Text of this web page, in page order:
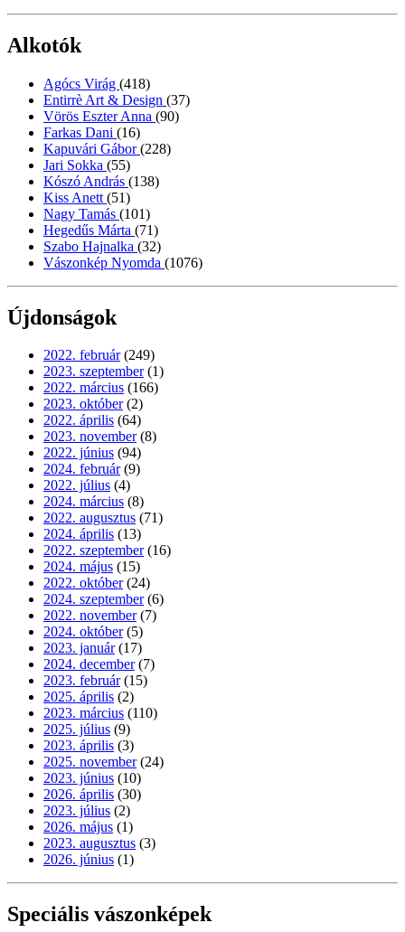
Alkotók
Agócs Virág (418)
Entirrè Art & Design (37)
Vörös Eszter Anna (90)
Farkas Dani (16)
Kapuvári Gábor(228)
Jari Sokka (55)
Kószó András (138)
Kiss Anett (51)
Nagy Tamás (101)
Hegedűs Márta (71)
Szabo Hajnalka (32)
Vászonkép Nyomda (1076)
Újdonságok
2022. február (249)
2023. szeptember (1)
2022. március (166)
2023. október (2)
2022. április (64)
2023. november (8)
2022. június (94)
2024. február (9)
2022. július (4)
2024. március (8)
2022. augusztus (71)
2024. április (13)
2022. szeptember (16)
2024. május (15)
2022. október (24)
2024. szeptember (6)
2022. november (7)
2024. október (5)
2023. január (17)
2024. december (7)
2023. február (15)
2025. április (2)
2023. március (110)
2025. július (9)
2023. április (3)
2025. november (24)
2023. június (10)
2026. április (30)
2023. július (2)
2026. május (1)
2023. augusztus (3)
2026. június (1)
Speciális vászonképek